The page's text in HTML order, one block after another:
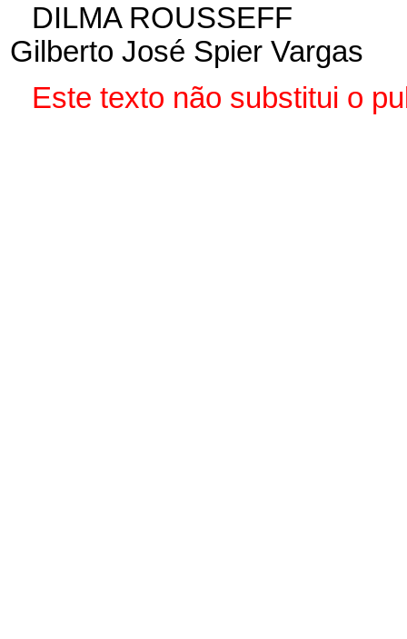
DILMA ROUSSEFF
Gilberto José Spier Vargas
Este texto não substitui o